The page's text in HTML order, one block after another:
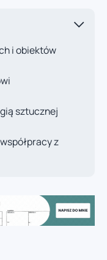
i obiektów
sztucznej
z